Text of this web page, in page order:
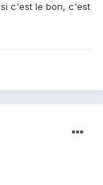
c'est le bon, c'est